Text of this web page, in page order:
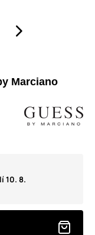
Marciano
10. 8.